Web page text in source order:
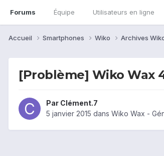
Forums Équipe Utilisateurs en ligne
Accueil Smartphones Wiko Archives
[Problème] Wiko Wax
Par Clément.7
5 janvier 2015 dans Wiko Wax -